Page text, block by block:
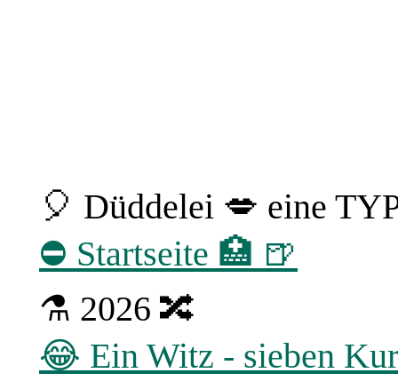
🎈 Düddelei 💋 eine
⛔ Startseite 🏥 🍺
⚗ 2026 🔀
😂 Ein Witz - sieben